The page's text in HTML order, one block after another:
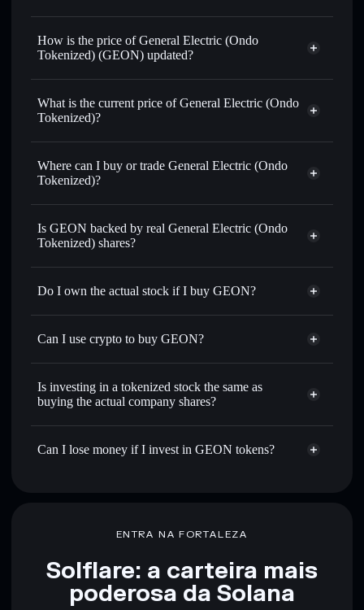
How is the price of General Electric (Ondo
Tokenized) (GEON) updated?
General Electric (Ondo Tokenized)
What is the current price of General Electric (Ondo
Tokenized)?
General Electric (Ondo Tokenized)
0.98%
Where can I buy or trade General Electric (Ondo
Tokenized)?
Is GEON backed by real General Electric (Ondo
Tokenized) shares?
Do I own the actual stock if I buy GEON?
Can I use crypto to buy GEON?
Is investing in a tokenized stock the same as
buying the actual company shares?
Can I lose money if I invest in GEON tokens?
ENTRA NA FORTALEZA
Solflare: a carteira mais
poderosa da Solana